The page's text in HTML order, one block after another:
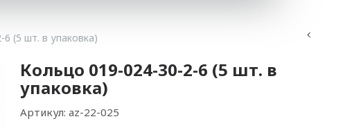
(5 шт. в упаковка)
Кольцо 019-024-30-2-6 (5 шт. в
упаковка)
Артикул: az-22-025